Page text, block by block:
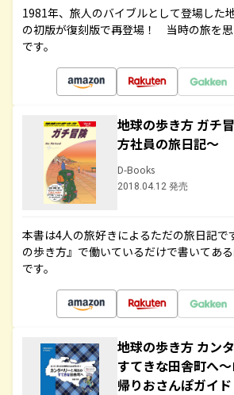
1981年、旅人のバイブルとして登場した
の初版が復刻版で再登場！ 当時の旅を
です。
地球の歩き方 ガチ
方社員の旅日記～
D-Books
2018.04.12 発売
本書は4人の旅好きによるただの旅日記で
の歩き方』で働いているだけで書いてあ
です。
地球の歩き方 カン
すてきな田舎町へ
帰りおさんぽガイ